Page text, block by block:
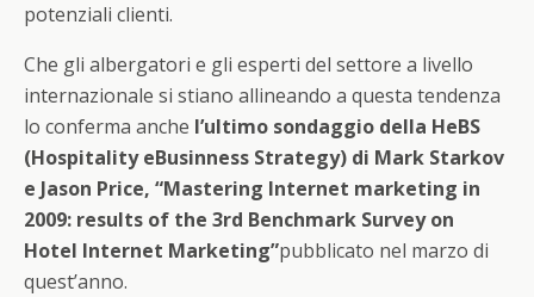
potenziali clienti.
Che gli albergatori e gli esperti del settore a livello
internazionale si stiano allineando a questa tendenza
lo conferma anche l’ultimo sondaggio della HeBS
(Hospitality eBusinness Strategy) di Mark Starkov
e Jason Price, “Mastering Internet marketing in
2009: results of the 3rd Benchmark Survey on
Hotel Internet Marketing”pubblicato nel marzo di
quest’anno.